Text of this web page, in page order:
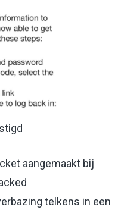
aangemaakt bij
telkens in een